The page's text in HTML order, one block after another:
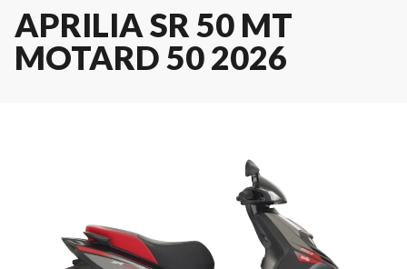
APRILIA SR 50 MT
MOTARD 50 2026